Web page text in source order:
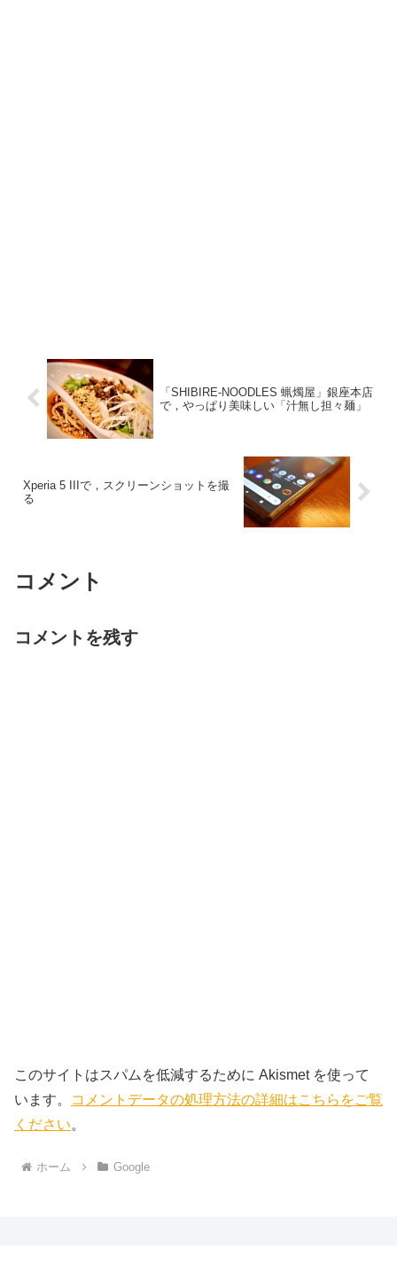
「SHIBIRE-NOODLES 蝋燭屋」銀座本店
で，やっぱり美味しい「汁無し担々麺」
Xperia 5 IIIで，スクリーンショットを撮
る
コメント
コメントを残す
このサイトはスパムを低減するために Akismet を使って
います。
コメントデータの処理方法の詳細はこちらをご覧
ください。
ホーム Google